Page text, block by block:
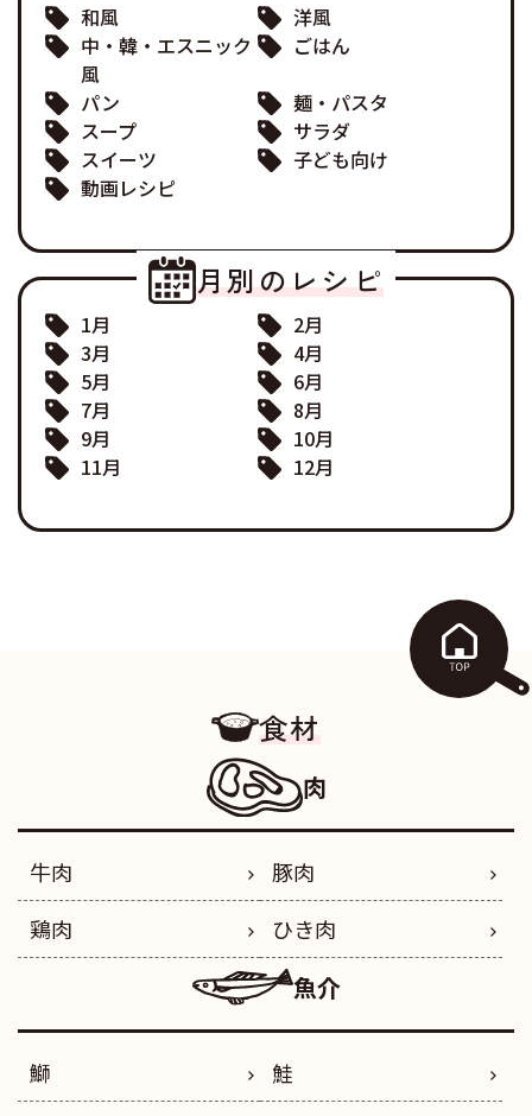
和風
洋風
中・韓・エスニック
風
ごはん
パン
麺・パスタ
スープ
サラダ
スイーツ
子ども向け
動画レシピ
月別のレシピ
1月
2月
3月
4月
5月
6月
7月
8月
9月
10月
11月
12月
食材
肉
牛肉
豚肉
鶏肉
ひき肉
魚介
鰤
鮭